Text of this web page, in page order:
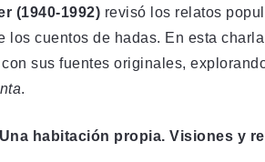
(1940-1992) revisó los relatos
cuentos de hadas. En esta
sus fuentes originales,
.
habitación propia. Visiones y